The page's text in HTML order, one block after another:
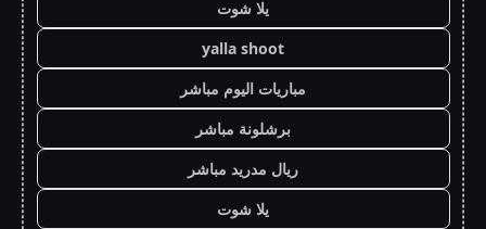
يلا شوت
yalla shoot
مباريات اليوم مباشر
برشلونة مباشر
ريال مدريد مباشر
يلا شوت